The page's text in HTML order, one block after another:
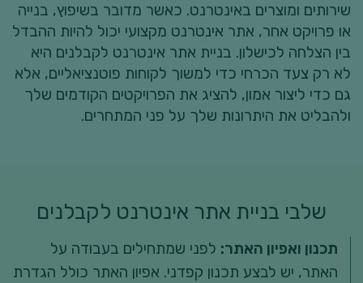
שירותים ומוצרים באינטרנט. כאשר מדובר בשיפוץ, בנייה
או פרויקט אחר, אתר אינטרנט מקצועי יכול להיות ההבדל
בין הצלחה לכישלון. בניית אתר אינטרנט לקבלנים היא
לא רק צעד הכרחי כדי למשוך לקוחות פוטנציאליים, אלא
גם כדי ליצור אמון, להציג את הפרויקטים הקודמים שלך
ולהבליט את היתרונות שלך על פני המתחרים.
שלבי בניית אתר אינטרנט לקבלנים
תכנון ואפיון האתר: לפני שמתחילים בעבודה על
האתר, יש לבצע תכנון קפדני. אפיון האתר כולל הגדרת